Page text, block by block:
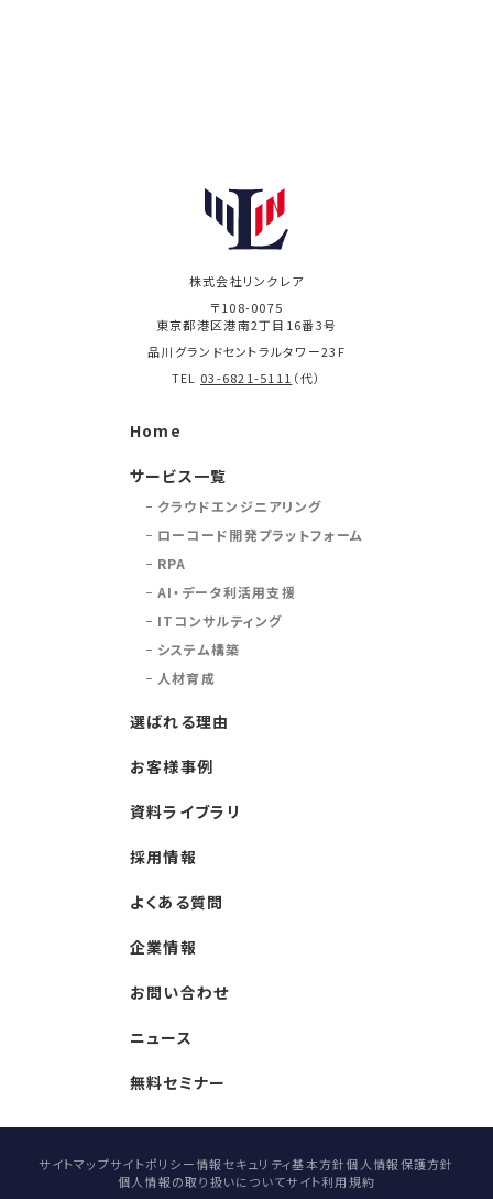
株式会社リンクレア
〒108-0075
東京都港区港南2丁目16番3号
品川グランドセントラルタワー23F
TEL 03-6821-5111 （代）
Home
サービス一覧
クラウドエンジニアリング
ローコード開発プラットフォーム
RPA
AI・データ利活用支援
ITコンサルティング
システム構築
人材育成
選ばれる理由
お客様事例
資料ライブラリ
採用情報
よくある質問
企業情報
お問い合わせ
ニュース
無料セミナー
サイトマップサイトポリシー情報セキュリティ基本方針個人情報保護方針
個人情報の取り扱いについてサイト利用規約